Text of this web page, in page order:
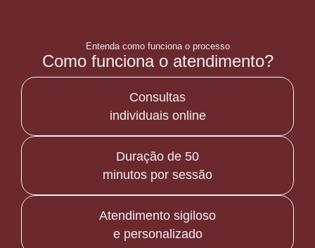
Entenda como funciona o processo
Como funciona o atendimento?
Consultas
individuais online
Duração de 50
minutos por sessão
Atendimento sigiloso
e personalizado